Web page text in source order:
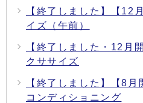
【終了しました】【12
イズ（午前）
【終了しました・12月
クササイズ
【終了しました】【8
コンディショニング